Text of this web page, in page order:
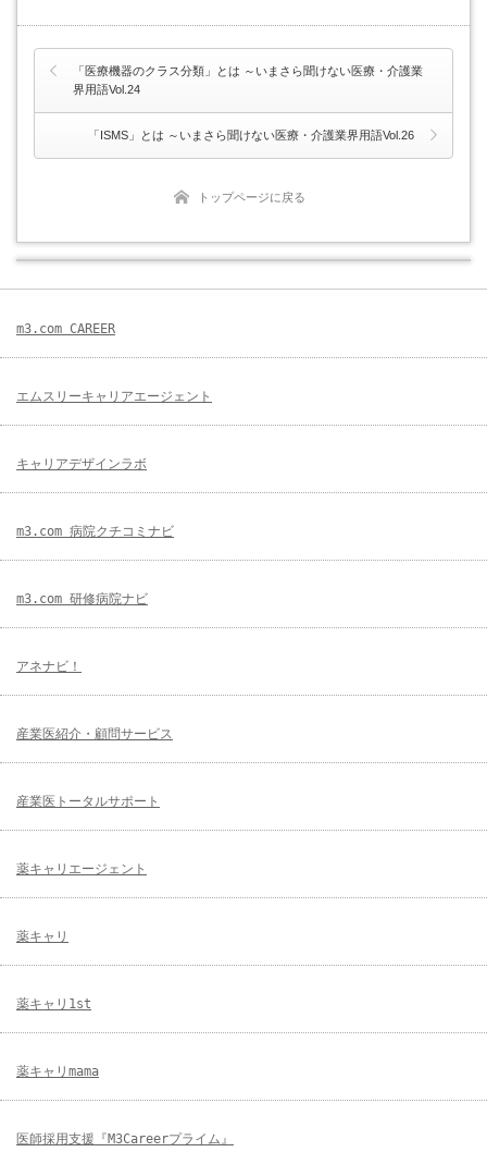
「医療機器のクラス分類」とは ～いまさら聞けない医療・介護業
界用語Vol.24
「ISMS」とは ～いまさら聞けない医療・介護業界用語Vol.26
トップページに戻る
m3.com CAREER
エムスリーキャリアエージェント
キャリアデザインラボ
m3.com 病院クチコミナビ
m3.com 研修病院ナビ
アネナビ！
産業医紹介・顧問サービス
産業医トータルサポート
薬キャリエージェント
薬キャリ
薬キャリ1st
薬キャリmama
医師採用支援『M3Careerプライム』